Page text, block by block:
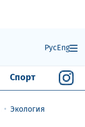
РусEng
Спорт
Экология